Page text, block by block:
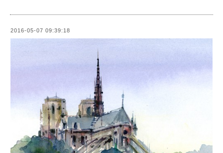
2016-05-07 09:39:18